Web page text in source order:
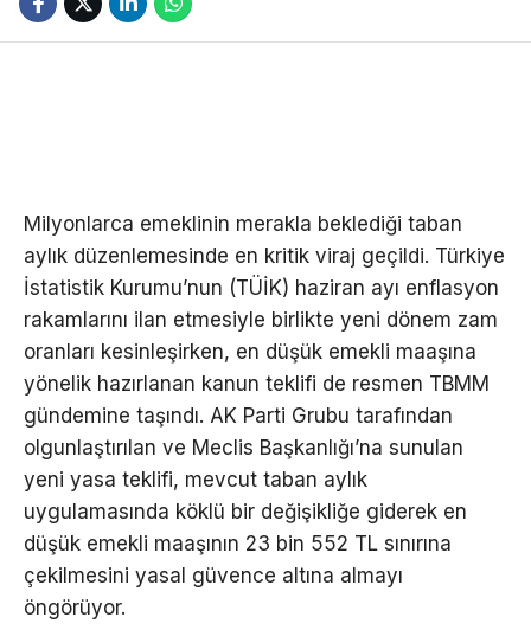
Milyonlarca emeklinin merakla beklediği taban
aylık düzenlemesinde en kritik viraj geçildi. Türkiye
İstatistik Kurumu’nun (TÜİK) haziran ayı enflasyon
rakamlarını ilan etmesiyle birlikte yeni dönem zam
oranları kesinleşirken, en düşük emekli maaşına
yönelik hazırlanan kanun teklifi de resmen TBMM
gündemine taşındı. AK Parti Grubu tarafından
olgunlaştırılan ve Meclis Başkanlığı’na sunulan
yeni yasa teklifi, mevcut taban aylık
uygulamasında köklü bir değişikliğe giderek en
düşük emekli maaşının 23 bin 552 TL sınırına
çekilmesini yasal güvence altına almayı
öngörüyor.